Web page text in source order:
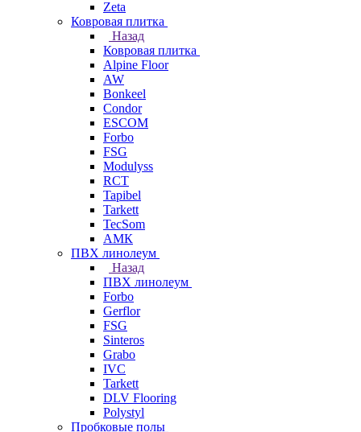
Zeta
Ковровая плитка
Назад
Ковровая плитка
Alpine Floor
AW
Bonkeel
Condor
ESCOM
Forbo
FSG
Modulyss
RCT
Tapibel
Tarkett
TecSom
АМК
ПВХ линолеум
Назад
ПВХ линолеум
Forbo
Gerflor
FSG
Sinteros
Grabo
IVC
Tarkett
DLV Flooring
Polystyl
Пробковые полы